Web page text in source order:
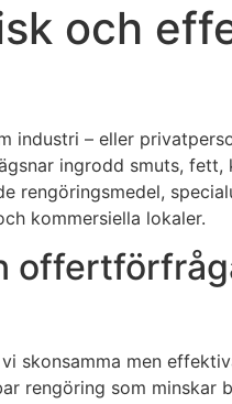
och
industri – eller
ingrodd smuts, fett,
rengöringsmedel,
kommersiella lokaler.
skonsamma men
rengöring som minskar